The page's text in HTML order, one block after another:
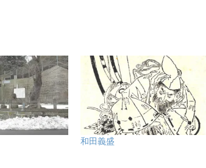
和田義盛